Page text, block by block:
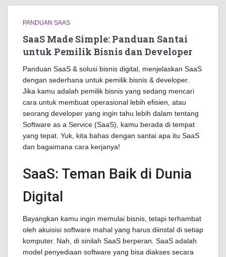
PANDUAN SAAS
SaaS Made Simple: Panduan Santai
untuk Pemilik Bisnis dan Developer
Panduan SaaS & solusi bisnis digital, menjelaskan SaaS
dengan sederhana untuk pemilik bisnis & developer.
Jika kamu adalah pemilik bisnis yang sedang mencari
cara untuk membuat operasional lebih efisien, atau
seorang developer yang ingin tahu lebih dalam tentang
Software as a Service (SaaS), kamu berada di tempat
yang tepat. Yuk, kita bahas dengan santai apa itu SaaS
dan bagaimana cara kerjanya!
SaaS: Teman Baik di Dunia
Digital
Bayangkan kamu ingin memulai bisnis, tetapi terhambat
oleh akuisisi software mahal yang harus diinstal di setiap
komputer. Nah, di sinilah SaaS berperan. SaaS adalah
model penyediaan software yang bisa diakses secara